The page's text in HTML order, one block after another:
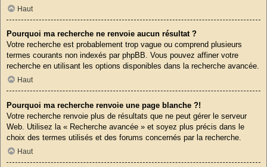
Haut
Pourquoi ma recherche ne renvoie aucun résultat ?
Votre recherche est probablement trop vague ou comprend plusieurs
termes courants non indexés par phpBB. Vous pouvez affiner votre
recherche en utilisant les options disponibles dans la recherche avancée.
Haut
Pourquoi ma recherche renvoie une page blanche ?!
Votre recherche renvoie plus de résultats que ne peut gérer le serveur
Web. Utilisez la « Recherche avancée » et soyez plus précis dans le
choix des termes utilisés et des forums concernés par la recherche.
Haut